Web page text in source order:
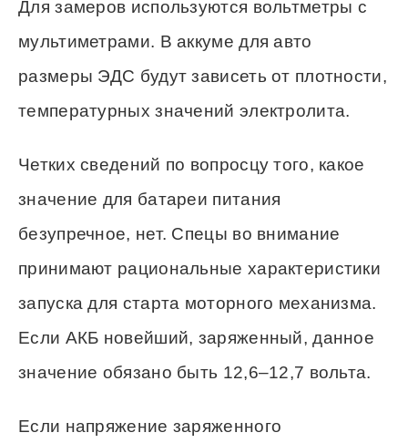
Для замеров используются вольтметры с
мультиметрами. В аккуме для авто
размеры ЭДС будут зависеть от плотности,
температурных значений электролита.
Четких сведений по вопросцу того, какое
значение для батареи питания
безупречное, нет. Спецы во внимание
принимают рациональные характеристики
запуска для старта моторного механизма.
Если АКБ новейший, заряженный, данное
значение обязано быть 12,6–12,7 вольта.
Если напряжение заряженного